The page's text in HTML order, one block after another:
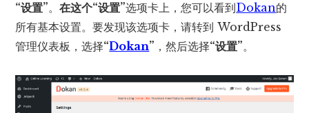
“设置”。在这个“设置”选项卡上，您可以看到Dokan的
所有基本设置。要发现该选项卡，请转到 WordPress
管理仪表板，选择“Dokan” ，然后选择“设置”。